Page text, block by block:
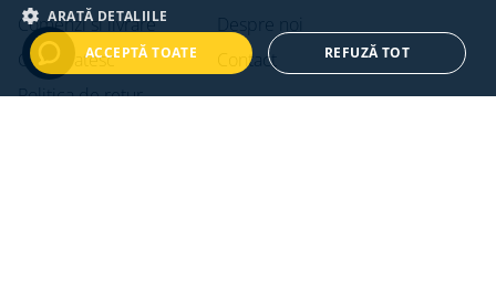
Comenzi si livrare
Cum platesc
Politica de retur
Despre noi
Contact
ARATĂ DETALIILE
ACCEPTĂ TOATE
REFUZĂ TOT